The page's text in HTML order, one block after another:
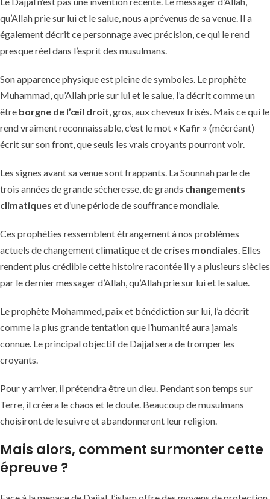
qu’Allah prie sur lui et le salue, nous a prévenus de sa venue. Il a
également décrit ce personnage avec précision, ce qui le rend
presque réel dans l’esprit des musulmans.
Son apparence physique est pleine de symboles. Le prophète
Muhammad, qu’Allah prie sur lui et le salue, l’a décrit comme un
être borgne de l’œil droit , gros, aux cheveux frisés. Mais ce qui le
rend vraiment reconnaissable, c’est le mot « Kafir » (mécréant)
écrit sur son front, que seuls les vrais croyants pourront voir.
Les signes avant sa venue sont frappants. La Sounnah parle de
trois années de grande sécheresse, de grands changements
climatiques et d’une période de souffrance mondiale.
Ces prophéties ressemblent étrangement à nos problèmes
actuels de changement climatique et de crises mondiales . Elles
rendent plus crédible cette histoire racontée il y a plusieurs siècles
par le dernier messager d’Allah, qu’Allah prie sur lui et le salue.
Le prophète Mohammed, paix et bénédiction sur lui, l’a décrit
comme la plus grande tentation que l’humanité aura jamais
connue. Le principal objectif de Dajjal sera de tromper les
croyants.
Pour y arriver, il prétendra être un dieu. Pendant son temps sur
Terre, il créera le chaos et le doute. Beaucoup de musulmans
choisiront de le suivre et abandonneront leur religion.
Mais alors, comment surmonter cette
épreuve ?